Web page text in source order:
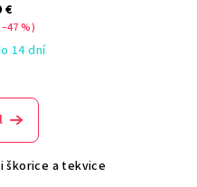
€
%)
14 dní
škorice a tekvice